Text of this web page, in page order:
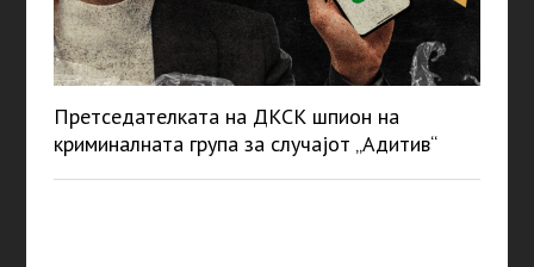
Претседателката на ДКСК шпион на
криминалната група за случајот „Адитив“